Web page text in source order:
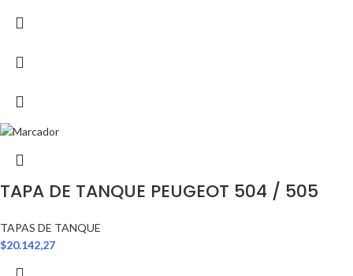
TAPA DE TANQUE PEUGEOT 504 / 505
TAPAS DE TANQUE
$20.142,27